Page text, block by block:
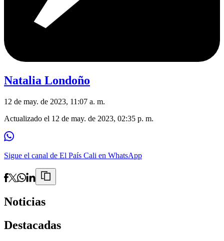
Natalia Londoño
12 de may. de 2023, 11:07 a. m.
Actualizado el 12 de may. de 2023, 02:35 p. m.
Sigue el canal de El País Cali en WhatsApp
Noticias
Destacadas